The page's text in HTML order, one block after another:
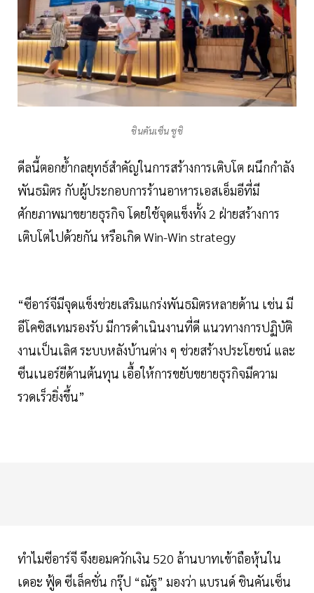
ชินคันเซ็น ซูชิ
ดีลนี้ตอกย้ำกลยุทธ์สำคัญในการสร้างการเติบโต ผนึกกำลัง
พันธมิตร กับผู้ประกอบการร้านอาหารเอสเอ็มอีที่มี
ศักยภาพมาขยายธุรกิจ โดยใช้จุดแข็งทั้ง 2 ฝ่ายสร้างการ
เติบโตไปด้วยกัน หรือเกิด Win-Win strategy
“ซีอาร์จีมีจุดแข็งช่วยเสริมแกร่งพันธมิตรหลายด้าน เช่น มี
อีโคซิสเทมรองรับ มีการดำเนินงานที่ดี แนวทางการปฏิบัติ
งานเป็นเลิศ ระบบหลังบ้านต่าง ๆ ช่วยสร้างประโยชน์ และ
ซีนเนอร์ยีด้านต้นทุน เอื้อให้การขยับขยายธุรกิจมีความ
รวดเร็วยิ่งขึ้น”
ทำไมซีอาร์จี จึงยอมควักเงิน 520 ล้านบาทเข้าถือหุ้นใน
เดอะ ฟู้ด ซีเล็คชั่น กรุ๊ป “ณัฐ” มองว่า แบรนด์ ชินคันเซ็น